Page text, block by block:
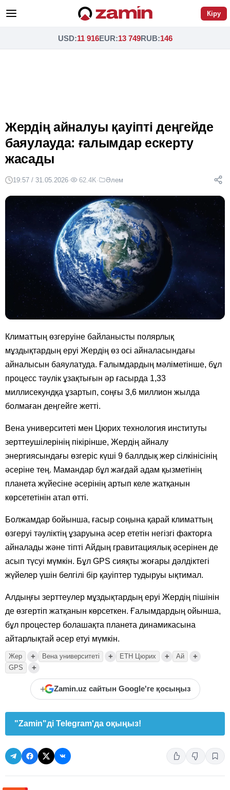
Кіру
USD:11 916EUR:13 749RUB:146
Жердің айналуы қауіпті деңгейде
баяулауда: ғалымдар ескерту
жасады
19:57 / 31.05.2026· 62.4K· Әлем
Климаттың өзгеруіне байланысты полярлық
мұздықтардың еруі Жердің өз осі айналасындағы
айналысын баяулатуда. Ғалымдардың мәліметінше, бұл
процесс тәулік ұзақтығын әр ғасырда 1,33
миллисекундқа ұзартып, соңғы 3,6 миллион жылда
болмаған деңгейге жетті.
Вена университеті мен Цюрих технология институты
зерттеушілерінің пікірінше, Жердің айналу
энергиясындағы өзгеріс күші 9 баллдық жер сілкінісінің
әсеріне тең. Мамандар бұл жағдай адам қызметінің
планета жүйесіне әсерінің артып келе жатқанын
көрсететінін атап өтті.
Болжамдар бойынша, ғасыр соңына қарай климаттың
өзгеруі тәуліктің ұзаруына әсер ететін негізгі факторға
айналады және тіпті Айдың гравитациялық әсерінен де
асып түсуі мүмкін. Бұл GPS сияқты жоғары дәлдіктегі
жүйелер үшін белгілі бір қауіптер тудыруы ықтимал.
Алдыңғы зерттеулер мұздықтардың еруі Жердің пішінін
де өзгертіп жатқанын көрсеткен. Ғалымдардың ойынша,
бұл процестер болашақта планета динамикасына
айтарлықтай әсер етуі мүмкін.
Жер + Вена университеті + ETH Цюрих + Ай +
GPS +
+ Zamin.uz сайтын Google'ге қосыңыз
"Zamin"ді Telegram'да оқыңыз!